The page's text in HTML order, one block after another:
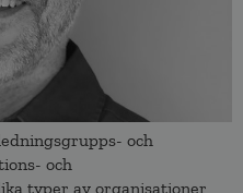
och
och
typer av organisationer